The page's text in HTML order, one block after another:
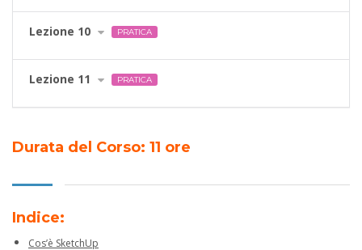
Lezione 10 PRATICA
Lezione 11 PRATICA
Durata del Corso: 11 ore
Indice:
Cos’è SketchUp